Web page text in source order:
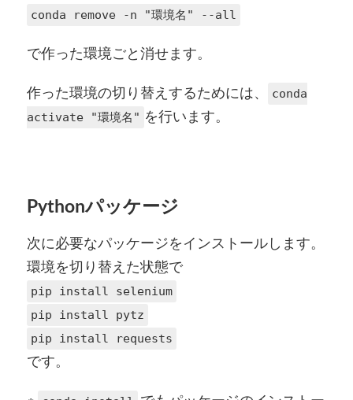
conda remove -n "環境名" --all
で作った環境ごと消せます。
作った環境の切り替えするためには、
conda
activate "環境名" を行います。
Pythonパッケージ
次に必要なパッケージをインストールします。
環境を切り替えた状態で
pip install selenium
pip install pytz
pip install requests
です。